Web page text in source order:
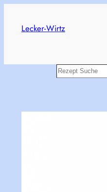
content
Lecker-Wirtz